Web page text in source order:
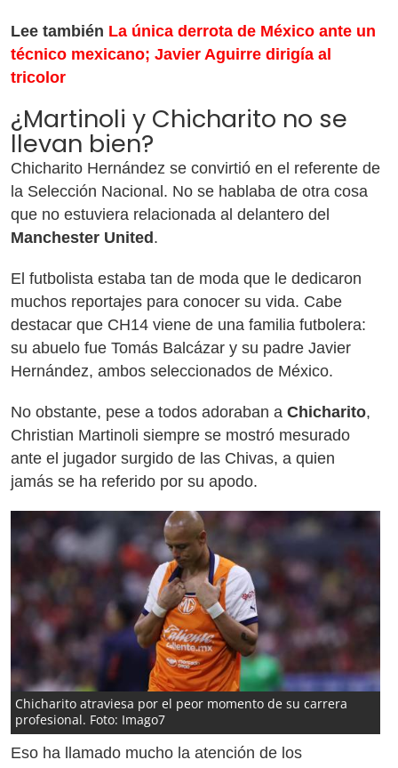
Lee también La única derrota de México ante un
técnico mexicano; Javier Aguirre dirigía al
tricolor
¿Martinoli y Chicharito no se
llevan bien?
Chicharito Hernández se convirtió en el referente de
la Selección Nacional. No se hablaba de otra cosa
que no estuviera relacionada al delantero del
Manchester United .
El futbolista estaba tan de moda que le dedicaron
muchos reportajes para conocer su vida. Cabe
destacar que CH14 viene de una familia futbolera:
su abuelo fue Tomás Balcázar y su padre Javier
Hernández, ambos seleccionados de México.
No obstante, pese a todos adoraban a Chicharito,
Christian Martinoli siempre se mostró mesurado
ante el jugador surgido de las Chivas, a quien
jamás se ha referido por su apodo.
Chicharito atraviesa por el peor momento de su carrera
profesional. Foto: Imago7
Eso ha llamado mucho la atención de los